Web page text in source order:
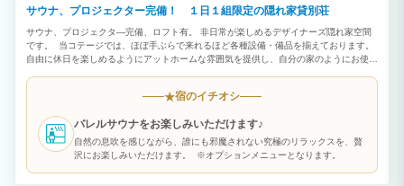
日は仲間や会社との合宿を。那須の森のプライベートヴィラ『なすっぽ』で、大切な人
サウナ、プロジェクター完備！ １日１組限定の隠れ家貸別荘
サウナ、プロジェクタ―完備、ロフト有。 非日常が楽しめるデザイナーズ隠れ家空間
です。 当コテージでは、ほぼ手ぶらで来れるほど各種設備・備品を揃えております。
自由に休日を楽しめるようにアットホームな雰囲気を提供し、自分の家のようにお使い
ポットが多い熱海で自分が釣った魚で年中BBQが出来ちゃいます！ 道中にはたくさん
けます☆
★宿のイチオシ
バレルサウナをお楽しみいただけます♪
自然の息吹を感じながら、誰にも邪魔されない究極のリラックスを、贅
沢にお楽しみいただけます。 ※オプションメニューとなります。